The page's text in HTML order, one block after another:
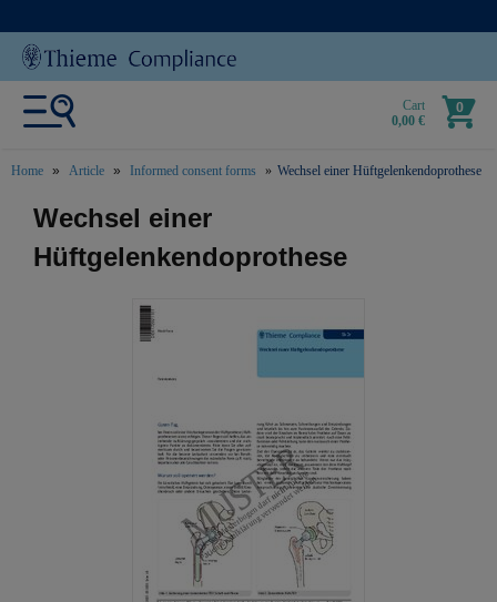
Cart
0,00 €
0
Home Article Informed consent forms Wechsel einer Hüftgelenkendoprothese
text.skipToContent
text.skipToNavigation
Wechsel einer
Hüftgelenkendoprothese